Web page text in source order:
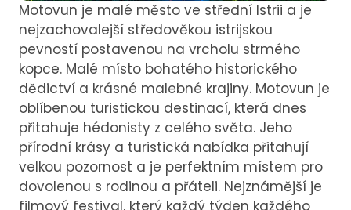
Motovun je malé město ve střední Istrii a je
nejzachovalejší středověkou istrijskou
pevností postavenou na vrcholu strmého
kopce. Malé místo bohatého historického
dědictví a krásné malebné krajiny. Motovun je
oblíbenou turistickou destinací, která dnes
přitahuje hédonisty z celého světa. Jeho
přírodní krásy a turistická nabídka přitahují
velkou pozornost a je perfektním místem pro
dovolenou s rodinou a přáteli. Nejznámější je